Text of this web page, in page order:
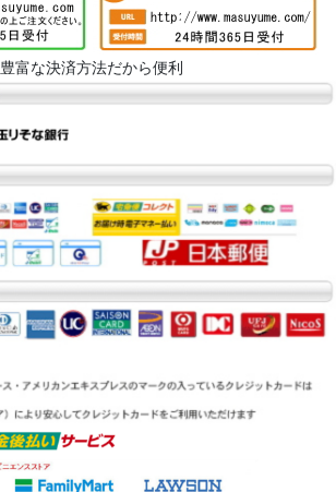
豊富な決済方法だから便利